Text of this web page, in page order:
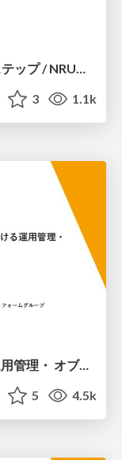
New Relicを活用したSREの最初のステップ / NRUG OKINAWA VOL.3
3 1.1k
「家族アルバム みてね」における運用管理・ オブザーバビリティの全貌 / Overview of Operation Management and Observability in FamilyAlbum
5 4.5k